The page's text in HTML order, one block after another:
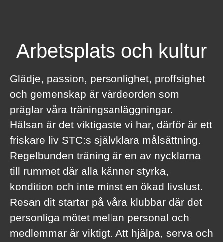
Arbetsplats och kultur
Glädje, passion, personlighet, proffsighet
och gemenskap är värdeorden som
präglar våra träningsanläggningar.
Hälsan är det viktigaste vi har, därför är ett
friskare liv STC:s självklara målsättning.
Regelbunden träning är en av nycklarna
till rummet där alla känner styrka,
kondition och inte minst en ökad livslust.
Resan dit startar på våra klubbar där det
personliga mötet mellan personal och
medlemmar är viktigt. Att hjälpa, serva och